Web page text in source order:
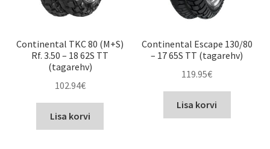
Continental TKC 80 (M+S)
Rf. 3.50 – 18 62S TT
(tagarehv)
102.94€
Lisa korvi
Continental Escape 130/80
– 17 65S TT (tagarehv)
119.95€
Lisa korvi